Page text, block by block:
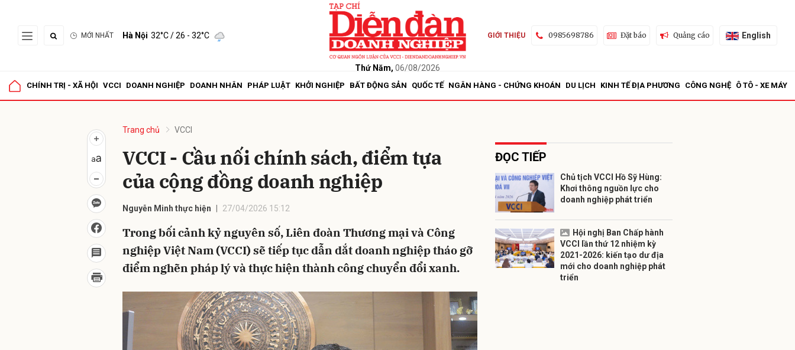
MỚI NHẤT Hà Nội 32°C/ 26 - 32°C
Thứ Năm, 06/08/2026
GIỚI THIỆU 0985698786 Đặt báo Quảng cáo English
CHÍNH TRỊ - XÃ HỘI VCCI DOANH NGHIỆP DOANH NHÂN PHÁP LUẬT KHỞI NGHIỆP BẤT ĐỘNG SẢN QUỐC TẾ NGÂN HÀNG - CHỨNG KHOÁN DU LỊCH KINH TẾ ĐỊA PHƯƠNG CÔNG NGHỆ Ô TÔ - XE MÁY
Trang chủ VCCI
VCCI - Cầu nối chính sách, điểm tựa
của cộng đồng doanh nghiệp
Nguyễn Minh thực hiện 27/04/2026 15:12
Trong bối cảnh kỷ nguyên số, Liên đoàn Thương mại và Công
nghiệp Việt Nam (VCCI) sẽ tiếp tục dẫn dắt doanh nghiệp tháo gỡ
điểm nghẽn pháp lý và thực hiện thành công chuyển đổi xanh.
ĐỌC TIẾP
Chủ tịch VCCI Hồ Sỹ Hùng:
Khơi thông nguồn lực cho
doanh nghiệp phát triển
Hội nghị Ban Chấp hành
VCCI lần thứ 12 nhiệm kỳ
2021-2026: kiến tạo dư địa
mới cho doanh nghiệp phát
triển
Gửi